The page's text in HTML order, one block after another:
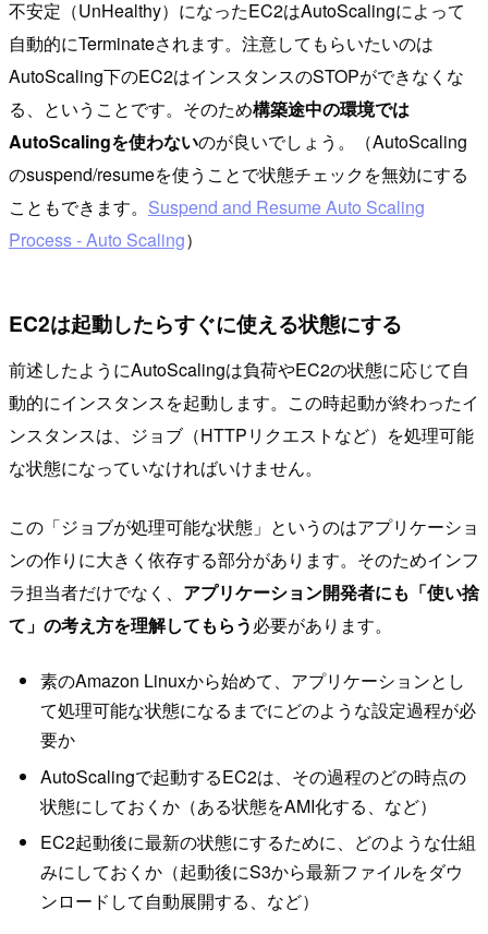
不安定（UnHealthy）になったEC2はAutoScalingによって
自動的にTerminateされます。注意してもらいたいのは
AutoScaling下のEC2はインスタンスのSTOPができなくな
る、ということです。そのため構築途中の環境では
AutoScalingを使わないのが良いでしょう。（AutoScaling
のsuspend/resumeを使うことで状態チェックを無効にする
こともできます。 Suspend and Resume Auto Scaling
Process - Auto Scaling）
EC2は起動したらすぐに使える状態にする
前述したようにAutoScalingは負荷やEC2の状態に応じて自
動的にインスタンスを起動します。この時起動が終わったイ
ンスタンスは、ジョブ（HTTPリクエストなど）を処理可能
な状態になっていなければいけません。
この「ジョブが処理可能な状態」というのはアプリケーショ
ンの作りに大きく依存する部分があります。そのためインフ
ラ担当者だけでなく、 アプリケーション開発者にも「使い捨
て」の考え方を理解してもらう必要があります。
素のAmazon Linuxから始めて、アプリケーションとし
て処理可能な状態になるまでにどのような設定過程が必
要か
AutoScalingで起動するEC2は、その過程のどの時点の
状態にしておくか（ある状態をAMI化する、など）
EC2起動後に最新の状態にするために、どのような仕組
みにしておくか（起動後にS3から最新ファイルをダウ
ンロードして自動展開する、など）